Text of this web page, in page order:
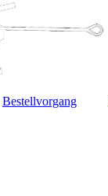
Bestellvorgang